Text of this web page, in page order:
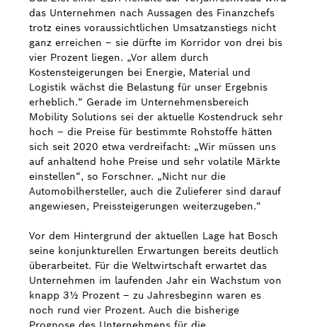
das Unternehmen nach Aussagen des Finanzchefs
trotz eines voraussichtlichen Umsatzanstiegs nicht
ganz erreichen – sie dürfte im Korridor von drei bis
vier Prozent liegen. „Vor allem durch
Kostensteigerungen bei Energie, Material und
Logistik wächst die Belastung für unser Ergebnis
erheblich.“ Gerade im Unternehmensbereich
Mobility Solutions sei der aktuelle Kostendruck sehr
hoch – die Preise für bestimmte Rohstoffe hätten
sich seit 2020 etwa verdreifacht: „Wir müssen uns
auf anhaltend hohe Preise und sehr volatile Märkte
einstellen“, so Forschner. „Nicht nur die
Automobilhersteller, auch die Zulieferer sind darauf
angewiesen, Preissteigerungen weiterzugeben.“
Vor dem Hintergrund der aktuellen Lage hat Bosch
seine konjunkturellen Erwartungen bereits deutlich
überarbeitet. Für die Weltwirtschaft erwartet das
Unternehmen im laufenden Jahr ein Wachstum von
knapp 3½ Prozent – zu Jahresbeginn waren es
noch rund vier Prozent. Auch die bisherige